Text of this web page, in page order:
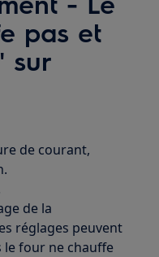
pas et
sur
de courant,
de la
réglages peuvent
le four ne chauffe